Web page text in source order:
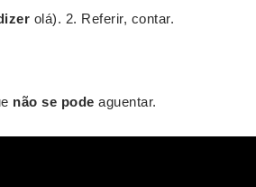
olá). 2. Referir, contar.
não se pode aguentar.